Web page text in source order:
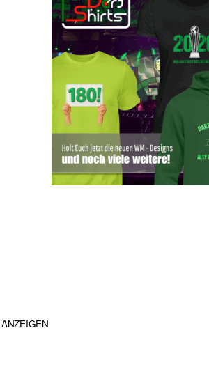
ANZEIGEN